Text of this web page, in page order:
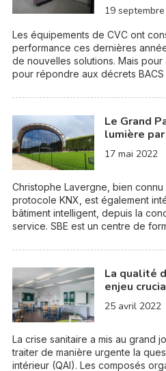
19
Les équipements de CVC ont
performance ces dernières
de nouvelles solutions. Mais
pour répondre aux décrets BACS
Le Grand
lumière par
17 mai 2022
Christophe Lavergne, bien
protocole KNX, est également
bâtiment intelligent, depuis la
service. SBE est un centre de
La qualité
enjeu
25 avril 2022
La crise sanitaire a mis au grand
traiter de manière urgente la
intérieur (QAI). Les composés